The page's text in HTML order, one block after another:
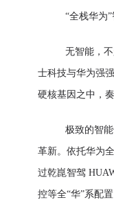
“全栈华为
无智能，
士科技与华为强
硬核基因之中，
极致的智
革新。依托华为
过乾崑智驾
控等全“华”系配